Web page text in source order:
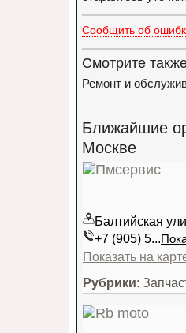
Сообщить об
Смотрите
Ремонт и
Ближайшие
Москве
Балтийская
+7 (905) 5...
Показать на
Рубрики: